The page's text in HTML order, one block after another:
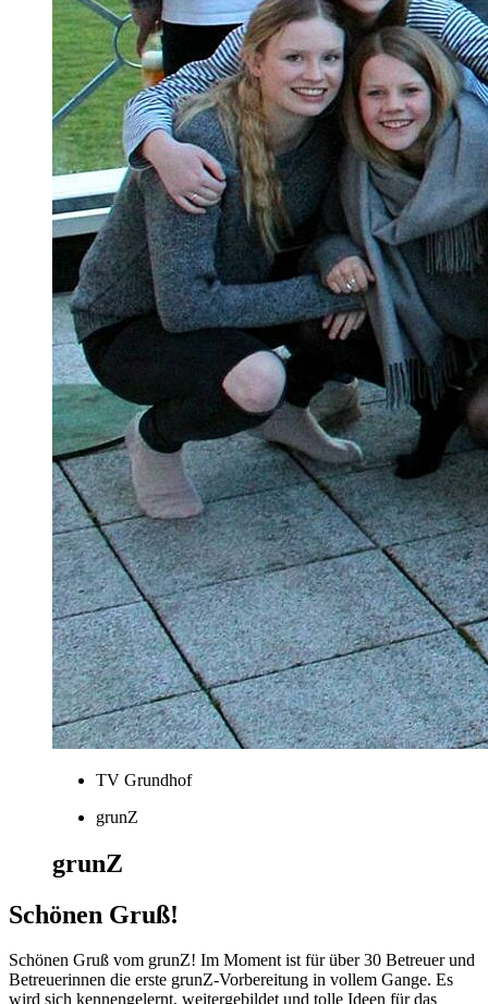
TV Grundhof
grunZ
grunZ
Schönen Gruß!
Schönen Gruß vom grunZ! Im Moment ist für über 30 Betreuer und
Betreuerinnen die erste grunZ-Vorbereitung in vollem Gange. Es
wird sich kennengelernt, weitergebildet und tolle Ideen für das